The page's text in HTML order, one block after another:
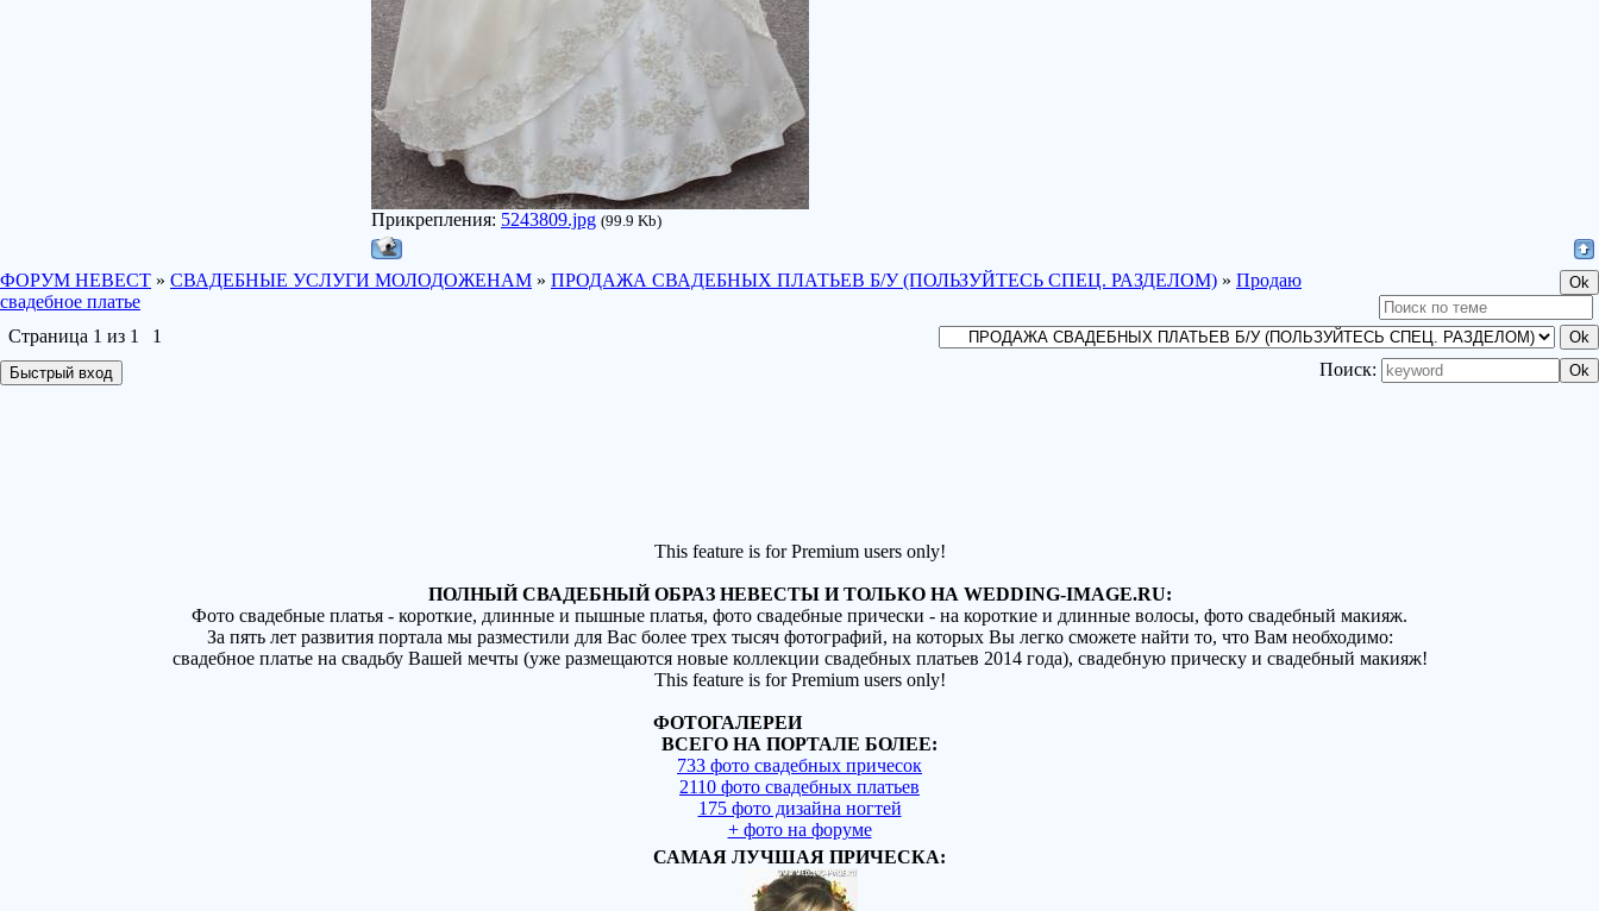
Прикрепления: 5243809.jpg (99.9 Kb)
ФОРУМ НЕВЕСТ » СВАДЕБНЫЕ УСЛУГИ МОЛОДОЖЕНАМ » ПРОДАЖА СВАДЕБНЫХ ПЛАТЬЕВ Б/У (ПОЛЬЗУЙТЕСЬ СПЕЦ. РАЗДЕЛОМ) » Продаю
свадебное платье
Страница 1 из 1
1
Поиск:
This feature is for Premium users only!
ПОЛНЫЙ СВАДЕБНЫЙ ОБРАЗ НЕВЕСТЫ И ТОЛЬКО НА WEDDING-IMAGE.RU:
Фото свадебные платья - короткие, длинные и пышные платья, фото свадебные прически - на короткие и длинные волосы, фото свадебный макияж.
За пять лет развития портала мы разместили для Вас более трех тысяч фотографий, на которых Вы легко сможете найти то, что Вам необходимо:
свадебное платье на свадьбу Вашей мечты (уже размещаются новые коллекции свадебных платьев 2014 года), свадебную прическу и свадебный макияж!
This feature is for Premium users only!
ФОТОГАЛЕРЕИ
ВСЕГО НА ПОРТАЛЕ БОЛЕЕ:
733 фото свадебных причесок
2110 фото свадебных платьев
175 фото дизайна ногтей
+ фото на форуме
САМАЯ ЛУЧШАЯ ПРИЧЕСКА: